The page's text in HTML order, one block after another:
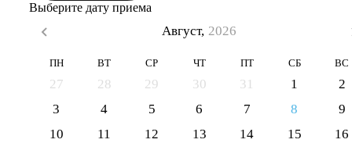
Выберите дату приема
Август, 2026
ПН ВТ СР ЧТ ПТ СБ ВС
27 28 29 30 31 1
2
3
4 5 6 7 8
9
10
11 12 13 14 15
16